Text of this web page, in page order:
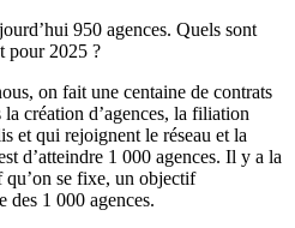
950 agences. Quels sont
pour 2025 ?
on fait une centaine de contrats
création d’agences, la filiation
et qui rejoignent le réseau et la
d’atteindre 1 000 agences. Il y a la
qu’on se fixe, un objectif
des 1 000 agences.